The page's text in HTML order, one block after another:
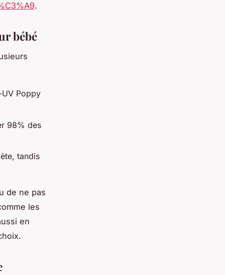
.
bébé
Poppy
98% des
tandis
de ne pas
les
en